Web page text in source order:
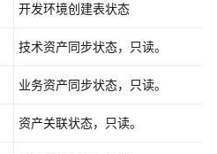
开发环境创建表状态
技术资产同步状态，只读。
业务资产同步状态，只读。
资产关联状态，只读。